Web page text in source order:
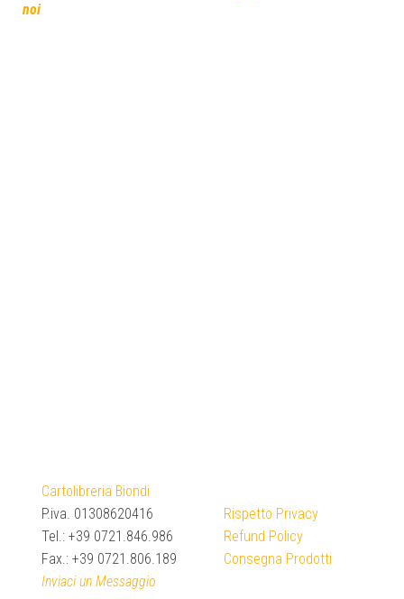
noi
Cartolibreria Biondi
P.iva. 01308620416
Tel.: +39 0721.846.986
Fax.: +39 0721.806.189
Inviaci un Messaggio
Rispetto Privacy
Refund Policy
Consegna Prodotti